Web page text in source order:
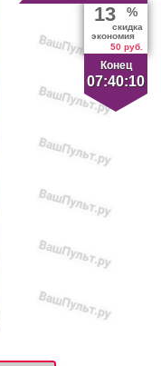
Конец
07:40:09
13 %
скидка
экономия
50 руб.